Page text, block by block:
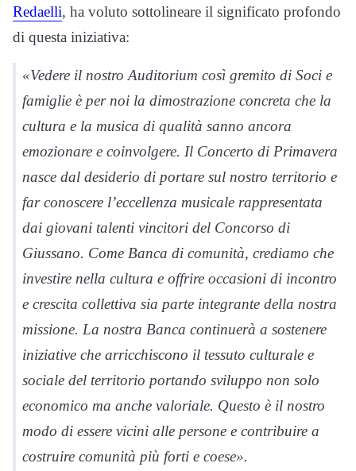
Redaelli, ha voluto sottolineare il significato profondo
di questa iniziativa:
«Vedere il nostro Auditorium così gremito di Soci e
famiglie è per noi la dimostrazione concreta che la
cultura e la musica di qualità sanno ancora
emozionare e coinvolgere. Il Concerto di Primavera
nasce dal desiderio di portare sul nostro territorio e
far conoscere l’eccellenza musicale rappresentata
dai giovani talenti vincitori del Concorso di
Giussano. Come Banca di comunità, crediamo che
investire nella cultura e offrire occasioni di incontro
e crescita collettiva sia parte integrante della nostra
missione. La nostra Banca continuerà a sostenere
iniziative che arricchiscono il tessuto culturale e
sociale del territorio portando sviluppo non solo
economico ma anche valoriale. Questo è il nostro
modo di essere vicini alle persone e contribuire a
costruire comunità più forti e coese».